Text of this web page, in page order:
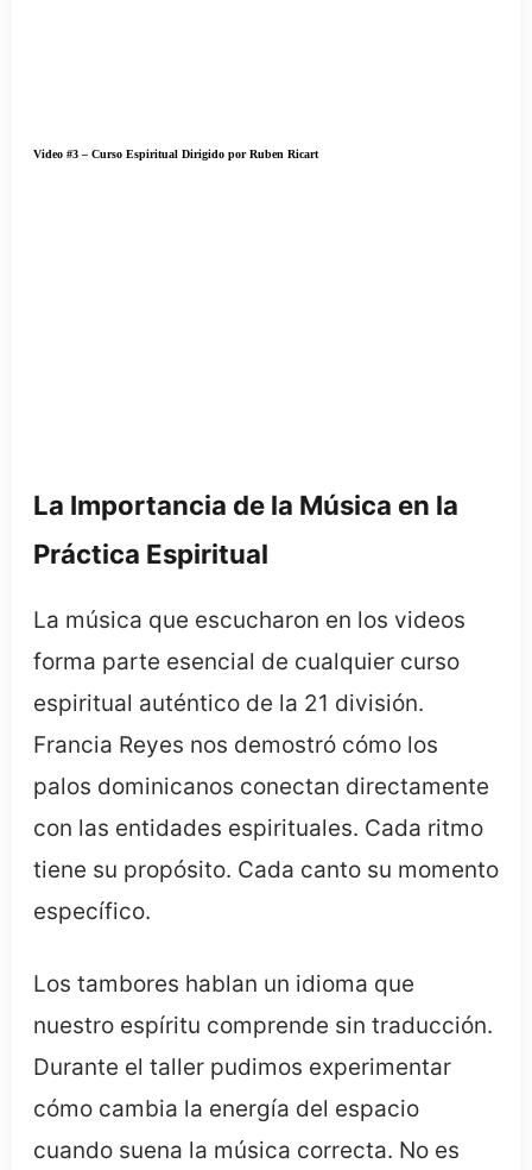
Video #3 – Curso Espiritual Dirigido por Ruben Ricart
La Importancia de la Música en la
Práctica Espiritual
La música que escucharon en los videos
forma parte esencial de cualquier curso
espiritual auténtico de la 21 división.
Francia Reyes nos demostró cómo los
palos dominicanos conectan directamente
con las entidades espirituales. Cada ritmo
tiene su propósito. Cada canto su momento
específico.
Los tambores hablan un idioma que
nuestro espíritu comprende sin traducción.
Durante el taller pudimos experimentar
cómo cambia la energía del espacio
cuando suena la música correcta. No es